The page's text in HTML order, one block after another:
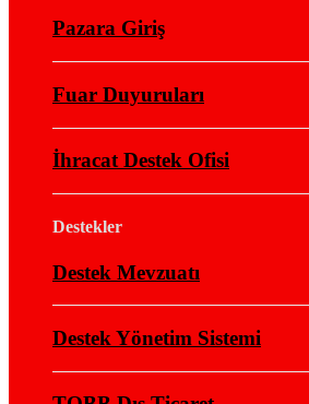
Pazara Giriş
Fuar Duyuruları
İhracat Destek Ofisi
Destekler
Destek Mevzuatı
Destek Yönetim Sistemi